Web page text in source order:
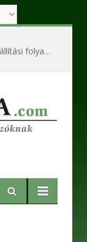
A pántolás szerepe a raktározási és szállítási folyamatokban